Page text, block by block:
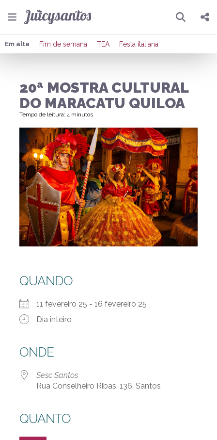
Pesquisar
Compartilhar
Enviar por Whatsapp
Publicar no X
Em alta Fim de semana TEA Festa italiana
20ª MOSTRA CULTURAL
DO MARACATU QUILOA
Tempo de leitura: 4 minutos
QUANDO
11 fevereiro 25 - 16 fevereiro 25
Dia inteiro
ONDE
Sesc Santos
Rua Conselheiro Ribas, 136, Santos
QUANTO